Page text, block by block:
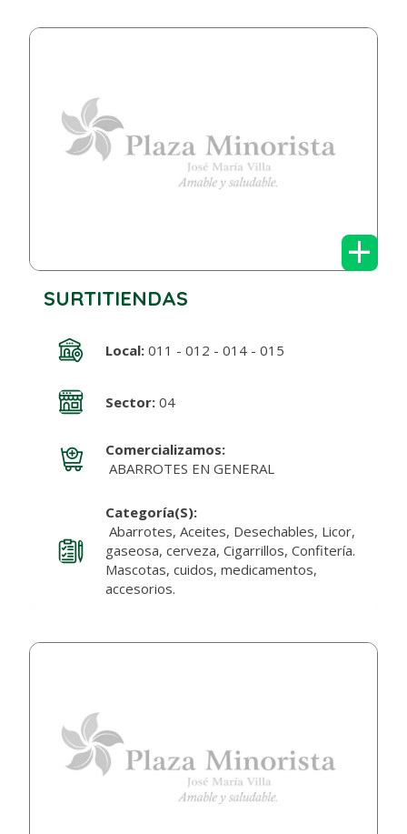
+
SURTITIENDAS
Local:011 - 012 - 014 - 015
Sector:04
Comercializamos:
ABARROTES EN GENERAL
Categoría(s):
Abarrotes, Aceites, Desechables, Licor,
gaseosa, cerveza, Cigarrillos, Confitería.
Mascotas, cuidos, medicamentos,
accesorios.